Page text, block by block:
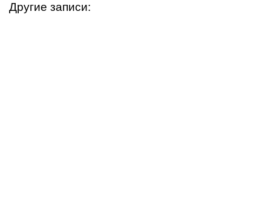
Другие записи: